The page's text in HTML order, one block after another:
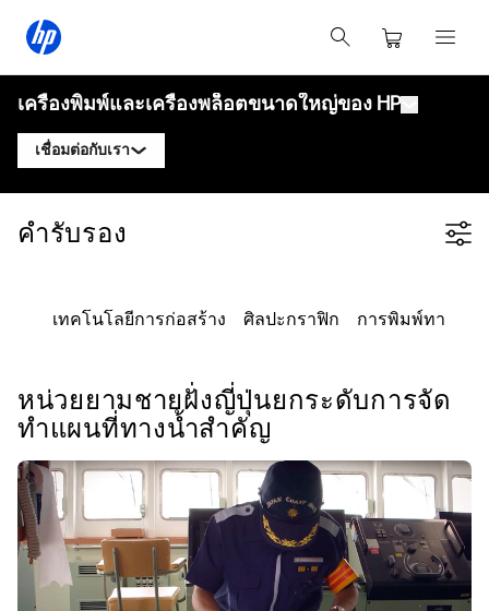
เครื่องพิมพ์และเครื่องพล็อตขนาดใหญ่ของ HP
เชื่อมต่อกับเรา
ติดต่อผู้เชี่ยวชาญ HP DesignJet
ติดต่อผู้เชี่ยวชาญ HP Latex
ติดต่อผู้เชี่ยวชาญ PrintOS
ติดตามเรา
linkedInfacebook
twitter youtube
เครื่องพิมพ์ HP Stitch
HP PrintOS Production Hub
ความปลอดภัย
ทรัพยากร
บล็อก
คำรับรอง
โซลูชันเวิร์กโฟลว์
ความยั่งยืน
คำรับรอง
Filter category
เทคโนโลยีการก่อสร้าง ศิลปะกราฟิก การพิมพ์ทางเท
หน่วยยามชายฝั่งญี่ปุ่นยกระดับการจัด
ทำแผนที่ทางน้ำสำคัญ